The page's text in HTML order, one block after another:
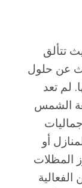
تتألق
عن حلول
لم تعد
الشمس
أو
المظلات